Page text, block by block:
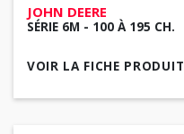
JOHN DEERE
SÉRIE 6M - 100 À 195 CH.
VOIR LA FICHE PRODUIT